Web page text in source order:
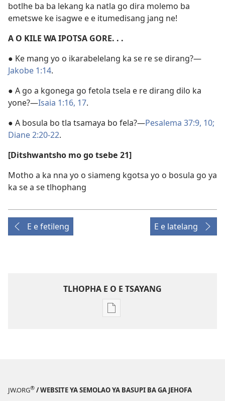
botlhe ba ba lekang ka natla go dira molemo ba
emetswe ke isagwe e e itumedisang jang ne!
A O KILE WA IPOTSA GORE. . .
● Ke mang yo o ikarabelelang ka se re se dirang?—
Jakobe 1:14.
● A go a kgonega go fetola tsela e re dirang dilo ka
yone?—Isaia 1:16, 17.
● A bosula bo tla tsamaya bo fela?—Pesalema 37:9, 10;
Diane 2:20-22.
[Ditshwantsho mo go tsebe 21]
Motho a ka nna yo o siameng kgotsa yo o bosula go ya
ka se a se tlhophang
E e fetileng E e latelang
TLHOPHA E O E TSAYANG
Ditsela
ileketeroniki
JW.ORG® / WEBSITE YA SEMOLAO YA BASUPI BA GA JEHOFA